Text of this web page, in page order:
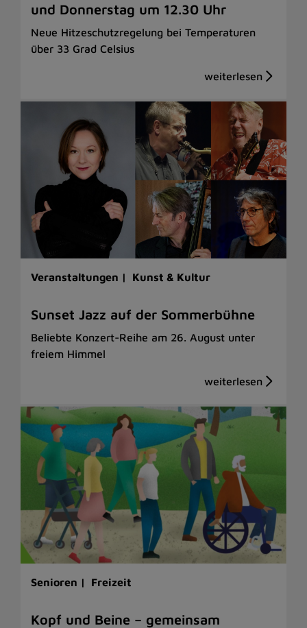
und Donnerstag um 12.30 Uhr
Neue Hitzeschutzregelung bei Temperaturen
über 33 Grad Celsius
Veranstaltungen | Kunst & Kultur
Sunset Jazz auf der Sommerbühne
Beliebte Konzert-Reihe am 26. August unter
freiem Himmel
Senioren | Freizeit
Kopf und Beine – gemeinsam